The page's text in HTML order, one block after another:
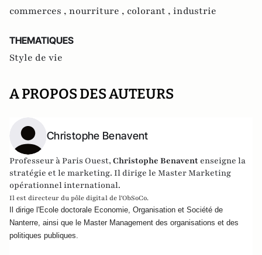
commerces , nourriture , colorant , industrie
THEMATIQUES
Style de vie
A PROPOS DES AUTEURS
Christophe Benavent
Professeur à Paris Ouest, Christophe Benavent enseigne la
stratégie et le marketing. Il dirige le Master Marketing
opérationnel international.
Il est directeur du pôle digital de l'ObSoCo.
Il dirige l'Ecole doctorale Economie, Organisation et Société de
Nanterre, ainsi que le Master Management des organisations et des